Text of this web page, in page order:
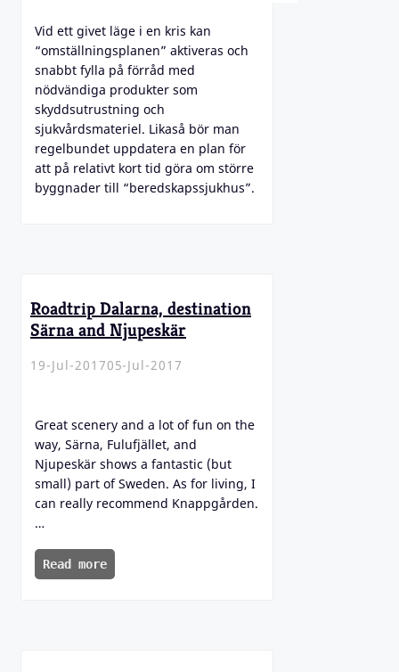
Vid ett givet läge i en kris kan
“omställningsplanen” aktiveras och
snabbt fylla på förråd med
nödvändiga produkter som
skyddsutrustning och
sjukvårdsmateriel. Likaså bör man
regelbundet uppdatera en plan för
att på relativt kort tid göra om större
byggnader till “beredskapssjukhus”.
Roadtrip Dalarna, destination
Särna and Njupeskär
19-Jul-201705-Jul-2017
Great scenery and a lot of fun on the
way, Särna, Fulufjället, and
Njupeskär shows a fantastic (but
small) part of Sweden. As for living, I
can really recommend Knappgården.
…
Read more